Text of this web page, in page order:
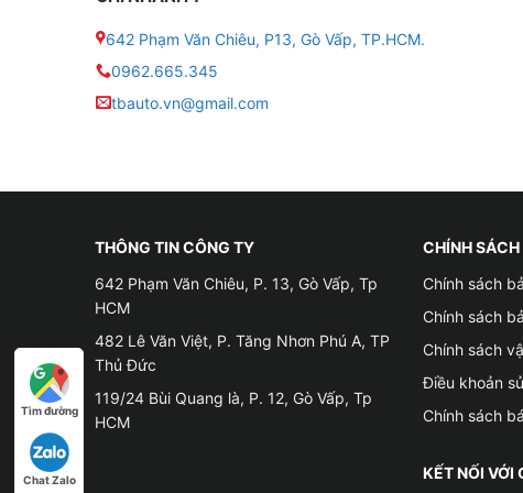
✤ So với phiên bản Z800 Pro trước đó, màn hình
mang tới hiệu năng vượt trội so với các dòng màn
✤ Ngoài ra, sản phẩm được trang bị 4GB Ram,
642 Phạm Văn Chiêu, P13, Gò Vấp, TP.HCM.
0962.665.345
tbauto.vn@gmail.com
THÔNG TIN CÔNG TY
642 Phạm Văn Chiêu, P. 13, Gò Vấp, Tp
HCM
482 Lê Văn Việt, P. Tăng Nhơn Phú A, TP
Thủ Đức
119/24 Bùi Quang là, P. 12, Gò Vấp, Tp
HCM
CHÍNH SÁCH
Chính sách
Chính sách
Chính sách
Điều khoản
Chính sách
KẾT NỐI VỚI
Tìm đường
Chat Zalo